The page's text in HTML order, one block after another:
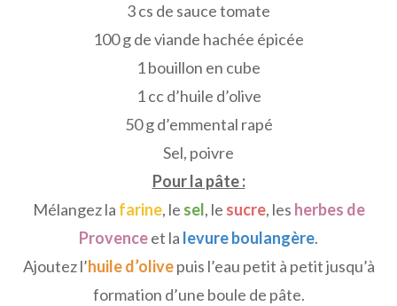
3 cs de sauce tomate
100 g de viande hachée épicée
1 bouillon en cube
1 cc d’huile d’olive
50 g d’emmental rapé
Sel, poivre
Pour la pâte :
Mélangez la farine, le sel, le sucre, les herbes de
Provenceet la levure boulangère.
Ajoutez l’huile d’olivepuis l’eau petit à petit jusqu’à
formation d’une boule de pâte.